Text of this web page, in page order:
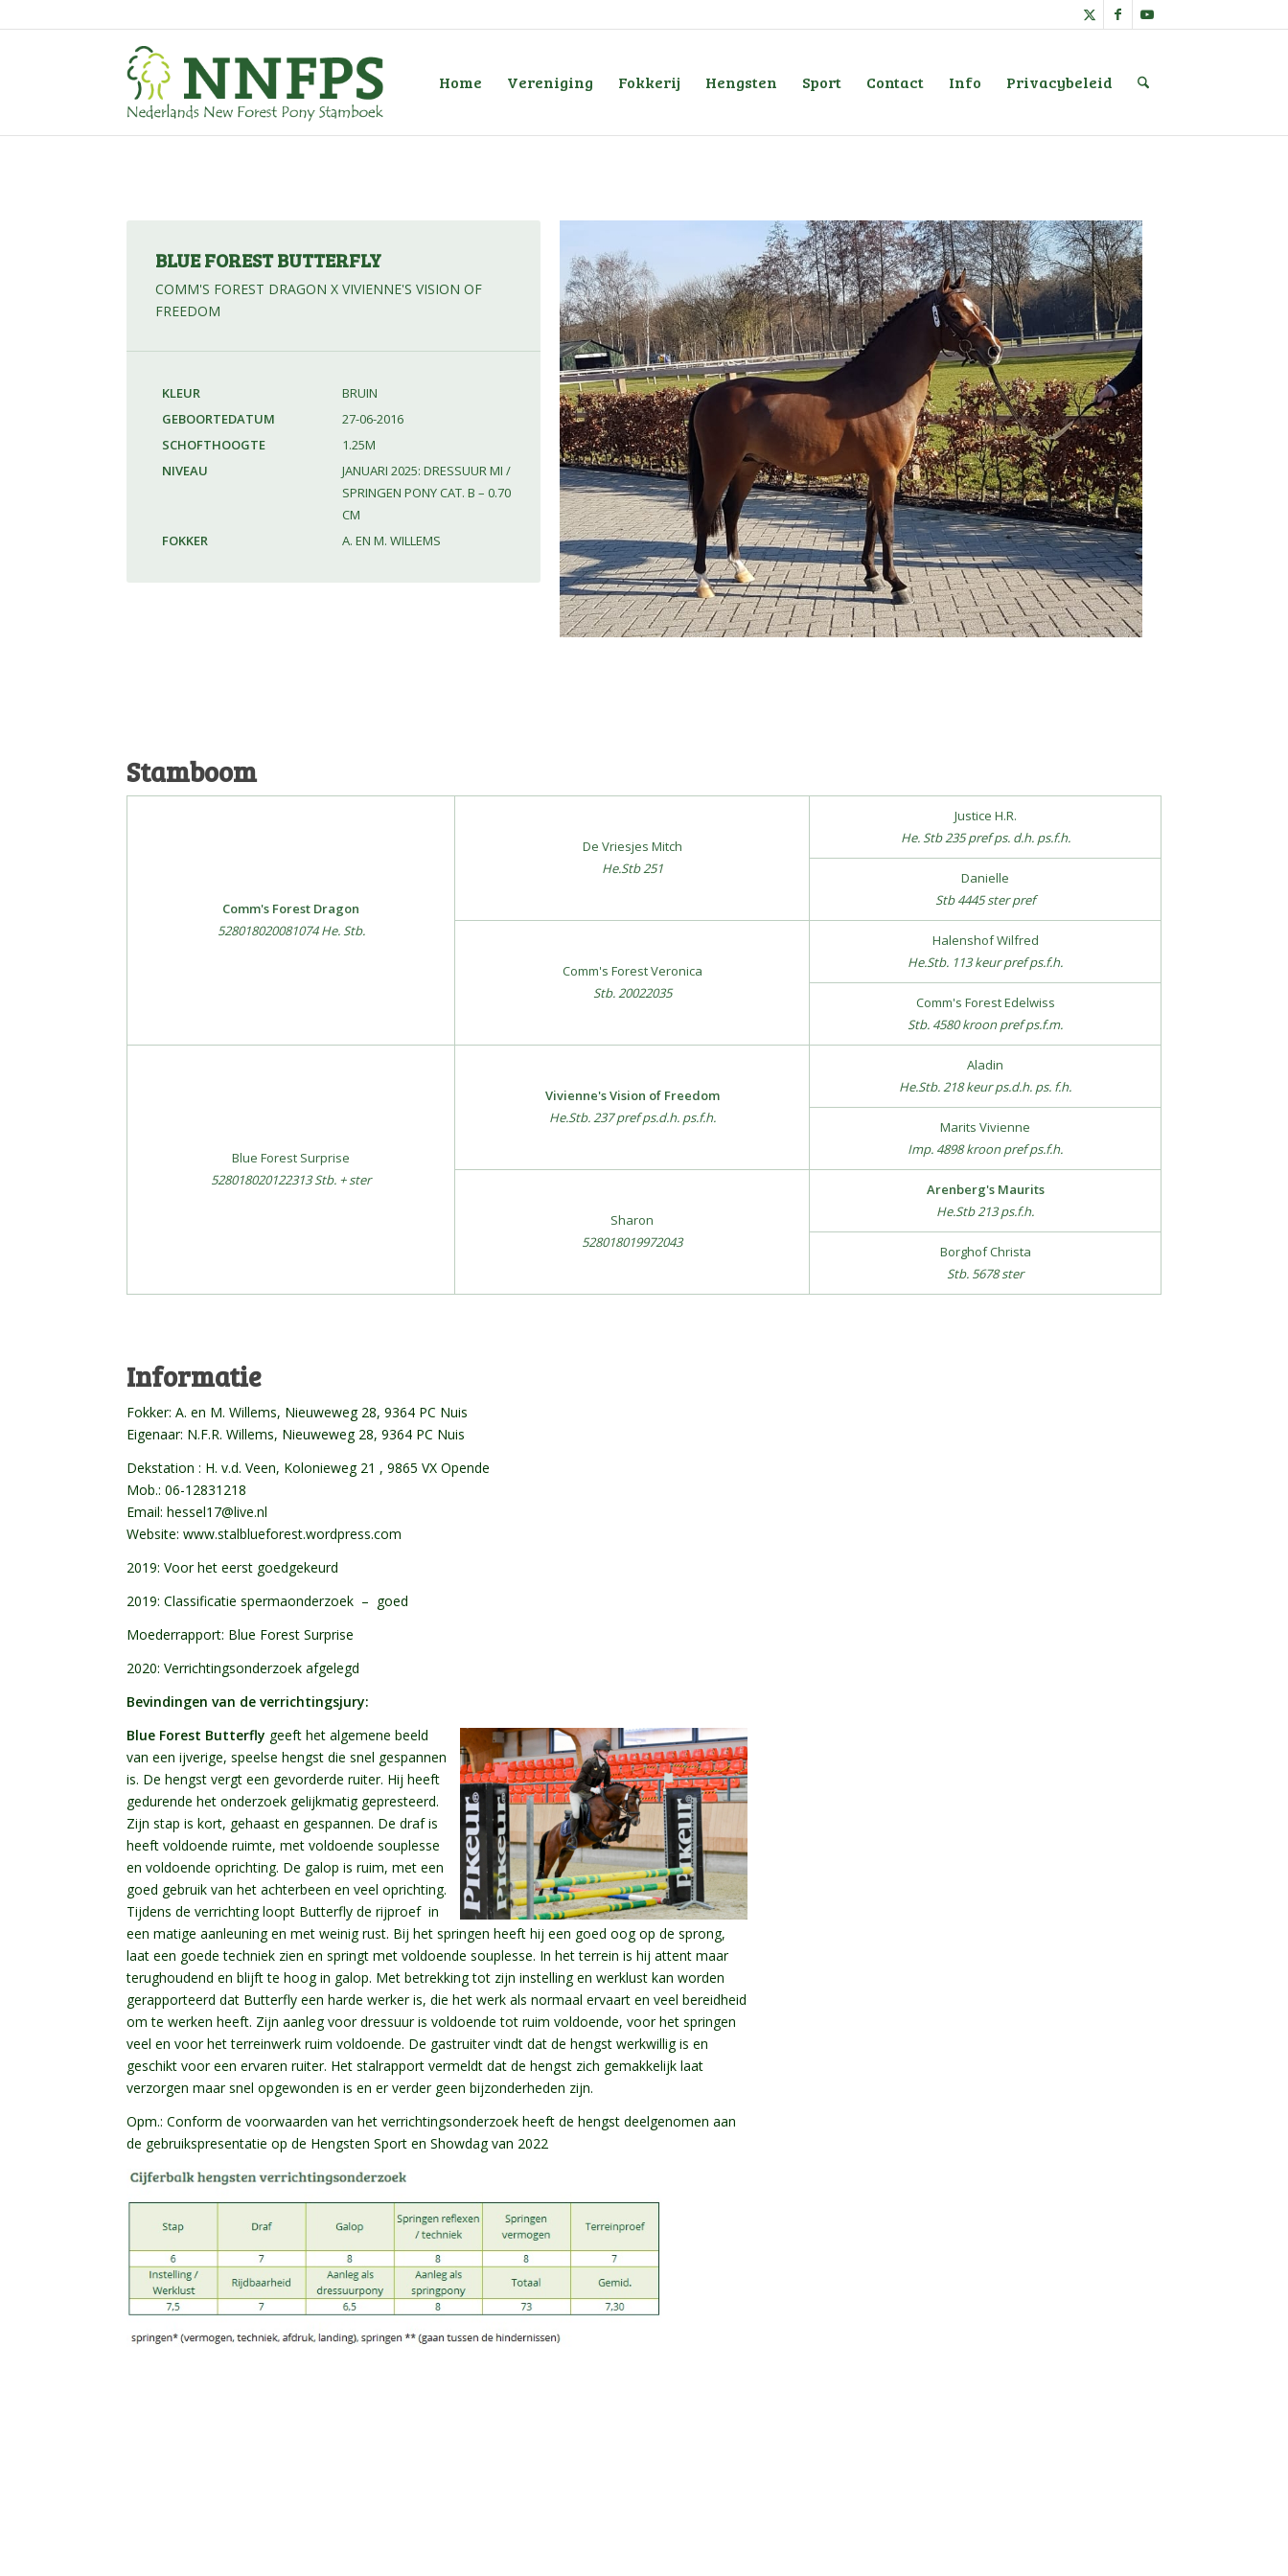
Home Vereniging Fokkerij Hengsten Sport Contact Info Privacybeleid
BLUE FOREST BUTTERFLY
COMM'S FOREST DRAGON X VIVIENNE'S VISION OF
FREEDOM
KLEUR
BRUIN
GEBOORTEDATUM
27-06-2016
SCHOFTHOOGTE
1.25M
NIVEAU
JANUARI 2025: DRESSUUR MI /
SPRINGEN PONY CAT. B – 0.70
CM
FOKKER
A. EN M. WILLEMS
Stamboom
Comm's Forest Dragon
528018020081074 He. Stb.
De Vriesjes Mitch
He.Stb 251
Justice H.R.
He. Stb 235 pref ps. d.h. ps.f.h.
Danielle
Stb 4445 ster pref
Comm's Forest Veronica
Stb. 20022035
Halenshof Wilfred
He.Stb. 113 keur pref ps.f.h.
Comm's Forest Edelwiss
Stb. 4580 kroon pref ps.f.m.
Blue Forest Surprise
528018020122313 Stb. + ster
Vivienne's Vision of Freedom
He.Stb. 237 pref ps.d.h. ps.f.h.
Aladin
He.Stb. 218 keur ps.d.h. ps. f.h.
Marits Vivienne
Imp. 4898 kroon pref ps.f.h.
Sharon
528018019972043
Arenberg's Maurits
He.Stb 213 ps.f.h.
Borghof Christa
Stb. 5678 ster
Informatie
Fokker: A. en M. Willems, Nieuweweg 28, 9364 PC Nuis
Eigenaar: N.F.R. Willems, Nieuweweg 28, 9364 PC Nuis
Dekstation : H. v.d. Veen, Kolonieweg 21 , 9865 VX Opende
Mob.: 06-12831218
Email: hessel17@live.nl
Website: www.stalblueforest.wordpress.com
2019: Voor het eerst goedgekeurd
2019: Classificatie spermaonderzoek – goed
Moederrapport: Blue Forest Surprise
2020: Verrichtingsonderzoek afgelegd
Bevindingen van de verrichtingsjury:
Blue Forest Butterfly geeft het algemene beeld
van een ijverige, speelse hengst die snel gespannen
is. De hengst vergt een gevorderde ruiter. Hij heeft
gedurende het onderzoek gelijkmatig gepresteerd.
Zijn stap is kort, gehaast en gespannen. De draf is
heeft voldoende ruimte, met voldoende souplesse
en voldoende oprichting. De galop is ruim, met een
goed gebruik van het achterbeen en veel oprichting.
Tijdens de verrichting loopt Butterfly de rijproef in
een matige aanleuning en met weinig rust. Bij het springen heeft hij een goed oog op de sprong,
laat een goede techniek zien en springt met voldoende souplesse. In het terrein is hij attent maar
terughoudend en blijft te hoog in galop. Met betrekking tot zijn instelling en werklust kan worden
gerapporteerd dat Butterfly een harde werker is, die het werk als normaal ervaart en veel bereidheid
om te werken heeft. Zijn aanleg voor dressuur is voldoende tot ruim voldoende, voor het springen
veel en voor het terreinwerk ruim voldoende. De gastruiter vindt dat de hengst werkwillig is en
geschikt voor een ervaren ruiter. Het stalrapport vermeldt dat de hengst zich gemakkelijk laat
verzorgen maar snel opgewonden is en er verder geen bijzonderheden zijn.
Opm.: Conform de voorwaarden van het verrichtingsonderzoek heeft de hengst deelgenomen aan
de gebruikspresentatie op de Hengsten Sport en Showdag van 2022